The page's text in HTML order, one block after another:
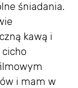
śniadania.
kawą i
i mam w